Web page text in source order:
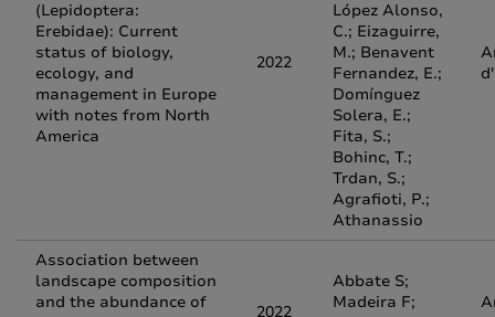
(Lepidoptera:
Erebidae): Current
status of biology,
ecology, and
management in Europe
with notes from North
America
2022
López Alonso,
C.; Eizaguirre,
M.; Benavent
Fernandez, E.;
Domínguez
Solera, E.;
Fita, S.;
Bohinc, T.;
Trdan, S.;
Agrafioti, P.;
Athanassio
Association between
landscape composition
and the abundance of
2022
Abbate S;
Madeira F;